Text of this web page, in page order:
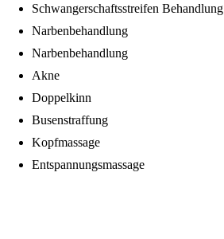
Schwangerschaftsstreifen Behandlung
Narbenbehandlung
Narbenbehandlung
Akne
Doppelkinn
Busenstraffung
Kopfmassage
Entspannungsmassage